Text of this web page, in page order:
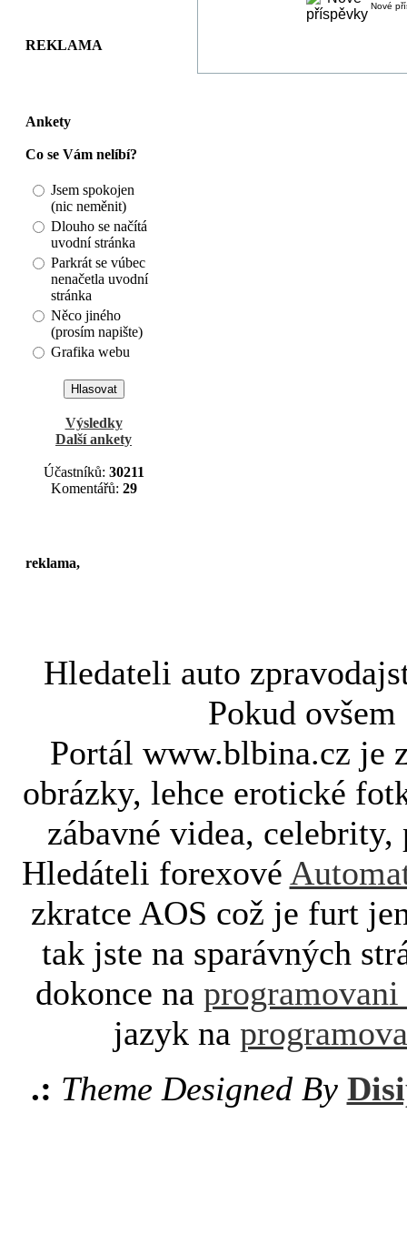
REKLAMA
Ankety
Co se Vám nelíbí?
Jsem spokojen
(nic neměnit)
Dlouho se načítá
uvodní stránka
Parkrát se vúbec
nenačetla uvodní
stránka
Něco jiného
(prosím napište)
Grafika webu
Výsledky
Další ankety
Účastníků: 30211
Komentářů: 29
reklama,
Nové
Hledateli auto
Pokud
Portál www.blbina.cz je
obrázky, lehce erotické
zábavné videa,
Hledáteli forexové
zkratce AOS což je furt
tak jste na sparávných
dokonce na programovani
jazyk na
.: Theme Designed By